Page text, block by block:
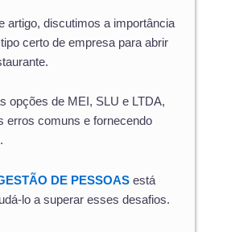
artigo, discutimos a importância
certo de empresa para abrir
opções de MEI, SLU e LTDA,
erros comuns e fornecendo
DE PESSOAS está
lo a superar esses desafios.